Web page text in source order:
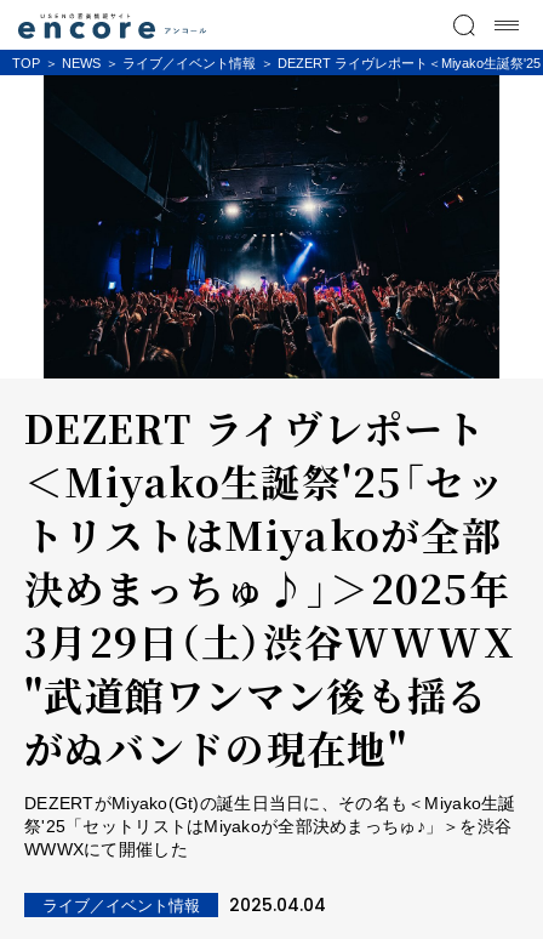
TOP NEWS ライブ／イベント情報 DEZERT ライヴレポート＜Miyako生誕祭
DEZERT ライヴレポート
＜Miyako生誕祭'25「セッ
トリストはMiyakoが全部
決めまっちゅ♪」＞2025年
3月29日（土）渋谷WWWX
"武道館ワンマン後も揺る
がぬバンドの現在地"
DEZERTがMiyako(Gt)の誕生日当日に、その名も＜Miyako生誕
祭'25「セットリストはMiyakoが全部決めまっちゅ♪」＞を渋谷
WWWXにて開催した
ライブ／イベント情報 2025.04.04